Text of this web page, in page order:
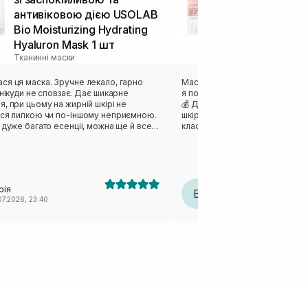
антивіковою дією USOLAB
Bio Moisturizing Hydrating
Hyaluron Mask 1 шт
Тканинні маски
Зручне лекало, гарно
не сповзає. Дає шикарне
при цьому на жирній шкірі не
липкою чи по-іншому неприємною.
дуже багато есенціі, можна ще й все
рекомендую.
23:40
Маска відзначилась своєю
я потім перелила і
💰 Дуже комфортний гель,
шкіру без відчуття липкості.
класний пламп-ефект на шкірі
Е